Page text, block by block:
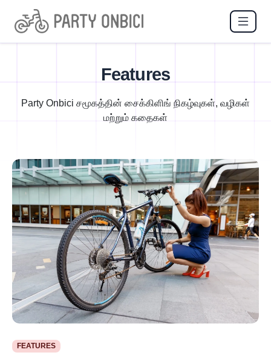
Features
Party Onbici சமூகத்தின் சைக்கிளிங் நிகழ்வுகள், வழிகள்
மற்றும் கதைகள்
FEATURES